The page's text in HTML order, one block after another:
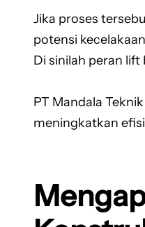
Jika proses
potensi
Di sinilah peran
PT Mandala
meningkatkan